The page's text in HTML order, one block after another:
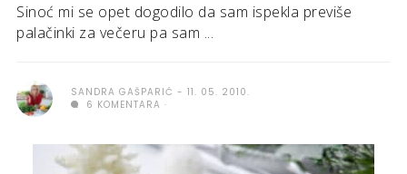
Sinoć mi se opet dogodilo da sam ispekla previše
palačinki za večeru pa sam ...
SANDRA GAŠPARIĆ
11. 05. 2010.
6 KOMENTARA